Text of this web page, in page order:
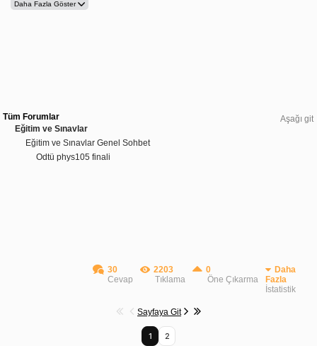
Aşağı git
Tüm Forumlar
Eğitim ve Sınavlar
Eğitim ve Sınavlar Genel Sohbet
Odtü phys105 finali
30
Cevap
2203
Tıklama
0
Öne Çıkarma
Daha
Fazla
İstatistik
Sayfaya Git
1 2